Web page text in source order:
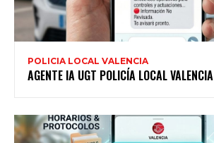
POLICIA LOCAL VALENCIA
AGENTE IA UGT POLICÍA LOCAL VALENCIA